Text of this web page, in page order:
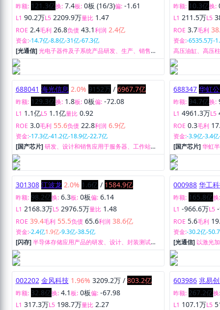
昨额: 121.3亿换: 7.4板: 0板 (16/3)偏: -1.61
L1 90.2万L5 2209.9万量比 1.47
ROE 2.4毛利 26.8负债 43.1利润 2.4亿
资金:-14.7亿-8.8亿-31亿-67.3亿
[光通信]光电子器件及子系统产品研发、生产、销售及
技术服务。
昨额: 10.3亿换:
L1 211.5万L5
ROE 3.7毛利
资金:-6535.5万-
高压油缸、高压
统、液压测试台
688041 海光信息 2.0% 9152万 / 6967.7亿
昨额: 129.3亿换: 1.8板: 0板偏: -72.08
L1 1.1亿L5 1.1亿量比 0.92
ROE 3.0毛利 55.6负债 22.8利润 6.9亿
资金:-17.3亿-41.2亿-18.9亿-22.7亿
[国产芯片]研发、设计和销售应用于服务器、工作站等
计算、存储设备中的高端处理器。
688347 华虹
昨额: 94.7亿换:
L1 4961.3万L5
ROE 0.3毛利
资金:-3.9亿-3.4亿
[国产芯片]华虹
晶圆代工企业,长
易失性存储器、
频等‘8英寸+12
圆制造服务。
301308 江波龙 2.0% 1.6亿 / 1584.9亿
昨额: 98.2亿换: 6.3板: 0板偏: 6.14
L1 2168.3万L5 2976.5万量比 1.48
ROE 39.4毛利 55.5负债 65.6利润 38.6亿
资金:-2.4亿1.9亿-9.3亿-38.5亿
[闪存]半导体存储应用产品的研发、设计、封装测试、
生产制造与销售。
000988 华工
昨额: 165.8亿
L1 -966.6万L5
ROE 5.6毛利
资金:-30.2亿-
[光通信] 以激光
务、以信息通信
务，以敏感电子
包装业务。
002202 金风科技 1.96% 3209.2万 / 803.2亿
昨额: 32.8亿换: 4.1板: 0板偏: -67.98
L1 317.3万L5 198.7万量比 2.27
603986 兆易
昨额: 267.2亿
L1 107.1万L5